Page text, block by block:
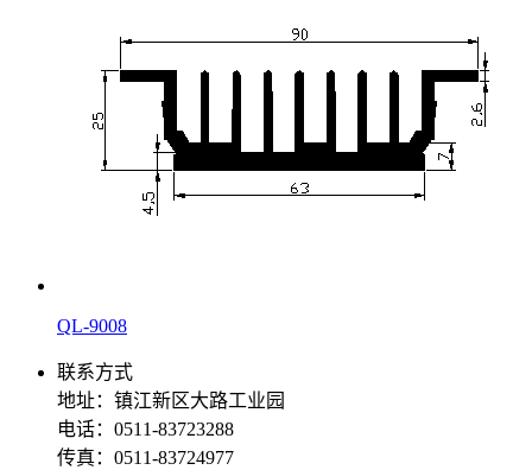
QL-9008
联系方式
地址：镇江新区大路工业园
电话：0511-83723288
传真：0511-83724977